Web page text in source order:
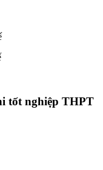
tốt nghiệp THPT